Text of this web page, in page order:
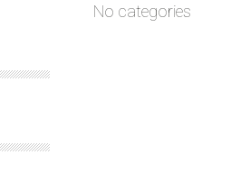
No categories